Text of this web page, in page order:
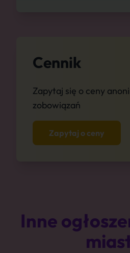
Cennik
Zapytaj się o ceny
zobowiązań
Zapytaj o ceny
Inne